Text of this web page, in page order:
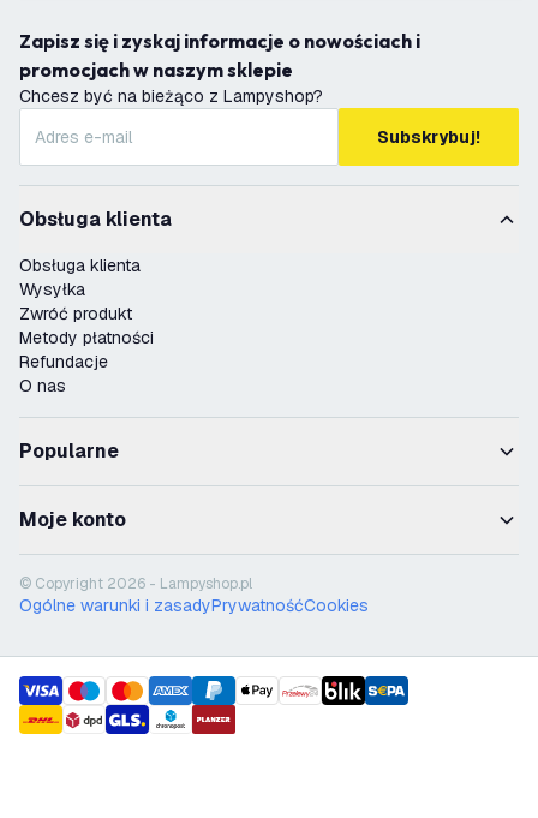
Zapisz się i zyskaj informacje o nowościach i
promocjach w naszym sklepie
Chcesz być na bieżąco z Lampyshop?
Subskrybuj!
Obsługa klienta
Obsługa klienta
Wysyłka
Zwróć produkt
Metody płatności
Refundacje
O nas
Popularne
Moje konto
© Copyright 2026 - Lampyshop.pl
Ogólne warunki i zasadyPrywatnośćCookies
payment methods
shipment methods